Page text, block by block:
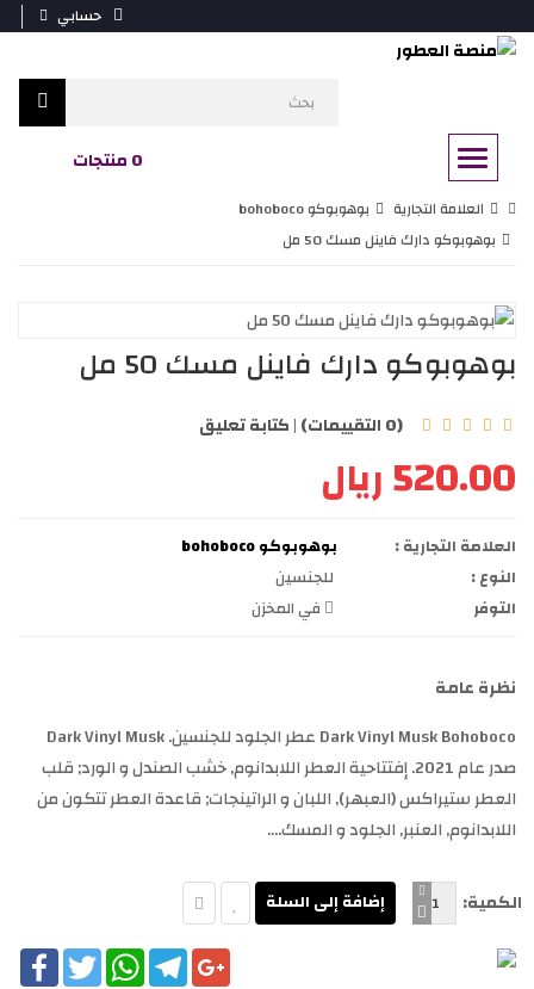
حسابي
0 منتجات
العلامة التجارية
بوهوبوكو bohoboco
بوهوبوكو دارك فاينل مسك 50 مل
بوهوبوكو دارك فاينل مسك 50 مل
(0 التقييمات) |كتابة تعليق
520.00 ريال
العلامة التجارية :
بوهوبوكو bohoboco
النوع :
للجنسين
التوفر
في المخزن
نظرة عامة
Dark Vinyl Musk Bohoboco عطر الجلود للجنسين. Dark Vinyl Musk
صدر عام 2021. إفتتاحية العطر اللابدانوم, خشب الصندل و الورد; قلب
العطر ستيراكس (العبهر), اللبان و الراتينجات; قاعدة العطر تتكون من
اللابدانوم, العنبر, الجلود و المسك....
الكمية:
Twitter
WhatsAppTelegramGoogle+